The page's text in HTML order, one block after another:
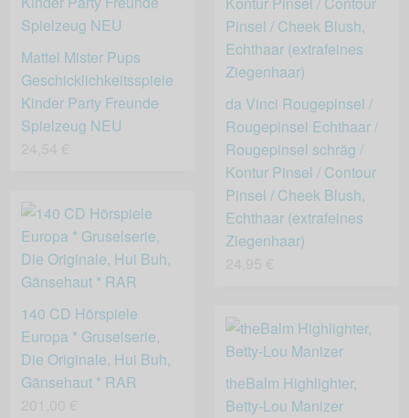
da Vinci Rougepinsel /
Rougepinsel Echthaar /
Rougepinsel schräg /
Kontur Pinsel / Contour
Pinsel / Cheek Blush,
Echthaar (extrafeines
Ziegenhaar)
Mattel Mister Pups
Geschicklichkeitsspiele
Kinder Party Freunde
Spielzeug NEU
140 CD Hörspiele
Europa * Gruselserie,
Die Originale, Hui Buh,
Gänsehaut * RAR
theBalm Highlighter,
Betty-Lou Manizer